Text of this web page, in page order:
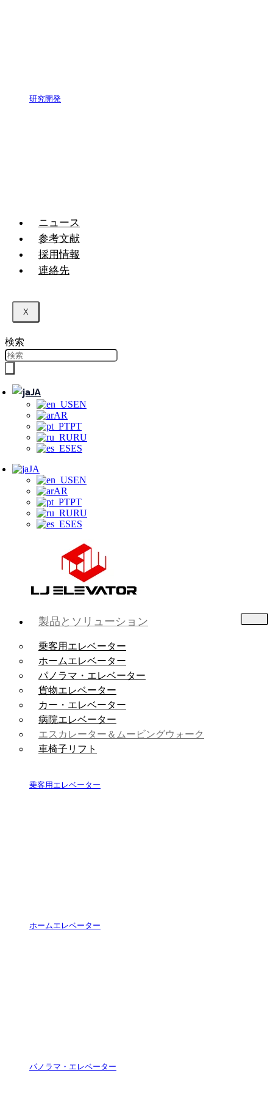
研究開発
ニュース
参考文献
採用情報
連絡先
X
検索
JA
EN
AR
PT
RU
ES
JA
EN
AR
PT
RU
ES
製品とソリューション
乗客用エレベーター
ホームエレベーター
パノラマ・エレベーター
貨物エレベーター
カー・エレベーター
病院エレベーター
エスカレーター＆ムービングウォーク
車椅子リフト
乗客用エレベーター
ホームエレベーター
パノラマ・エレベーター